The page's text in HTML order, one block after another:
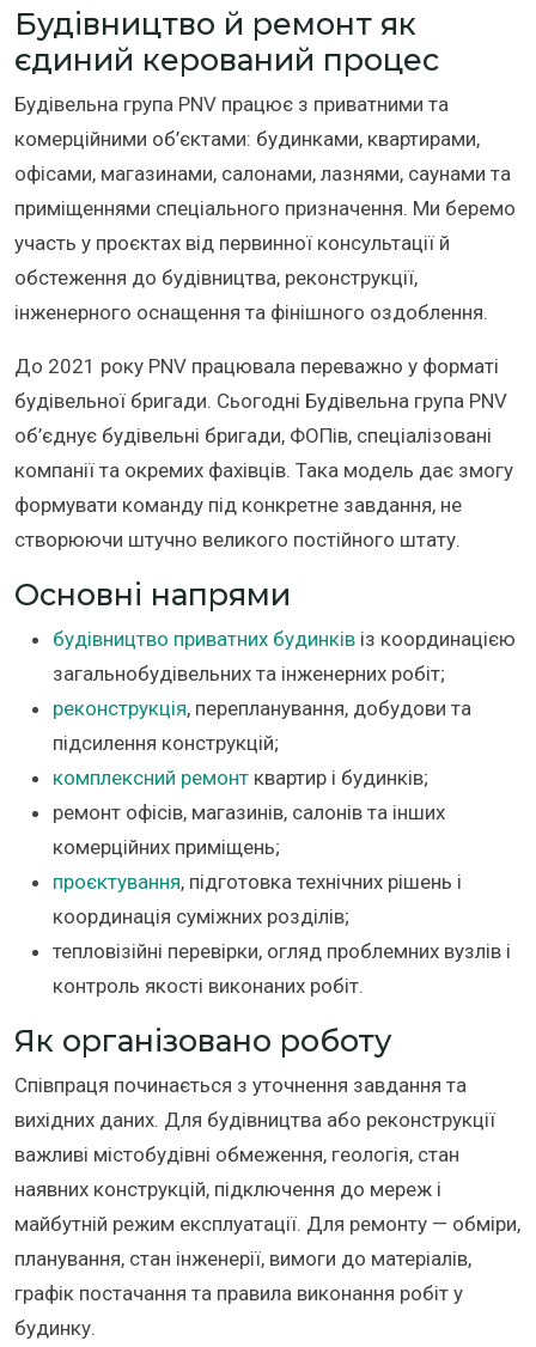
Будівництво й ремонт як
єдиний керований процес
Будівельна група PNV працює з приватними та
комерційними об’єктами: будинками, квартирами,
офісами, магазинами, салонами, лазнями, саунами та
приміщеннями спеціального призначення. Ми беремо
участь у проєктах від первинної консультації й
обстеження до будівництва, реконструкції,
інженерного оснащення та фінішного оздоблення.
До 2021 року PNV працювала переважно у форматі
будівельної бригади. Сьогодні Будівельна група PNV
об’єднує будівельні бригади, ФОПів, спеціалізовані
компанії та окремих фахівців. Така модель дає змогу
формувати команду під конкретне завдання, не
створюючи штучно великого постійного штату.
Основні напрями
будівництво приватних будинків із координацією
загальнобудівельних та інженерних робіт;
реконструкція, перепланування, добудови та
підсилення конструкцій;
комплексний ремонт квартир і будинків;
ремонт офісів, магазинів, салонів та інших
комерційних приміщень;
проєктування, підготовка технічних рішень і
координація суміжних розділів;
тепловізійні перевірки, огляд проблемних вузлів і
контроль якості виконаних робіт.
Як організовано роботу
Співпраця починається з уточнення завдання та
вихідних даних. Для будівництва або реконструкції
важливі містобудівні обмеження, геологія, стан
наявних конструкцій, підключення до мереж і
майбутній режим експлуатації. Для ремонту — обміри,
планування, стан інженерії, вимоги до матеріалів,
графік постачання та правила виконання робіт у
будинку.